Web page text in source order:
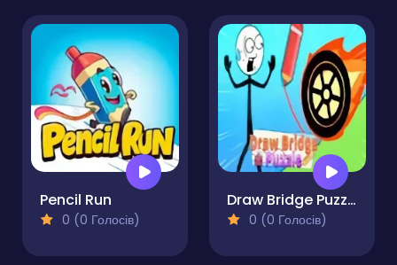
Pencil Run
0 (0 Голосів)
Draw Bridge Puzzle
0 (0 Голосів)